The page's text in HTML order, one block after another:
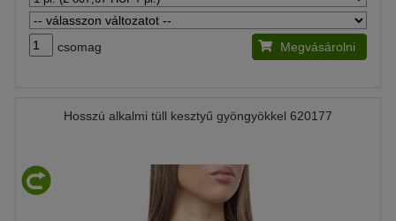
csomag Megvásárolni
Hosszú alkalmi tüll kesztyű gyöngyökkel 620177